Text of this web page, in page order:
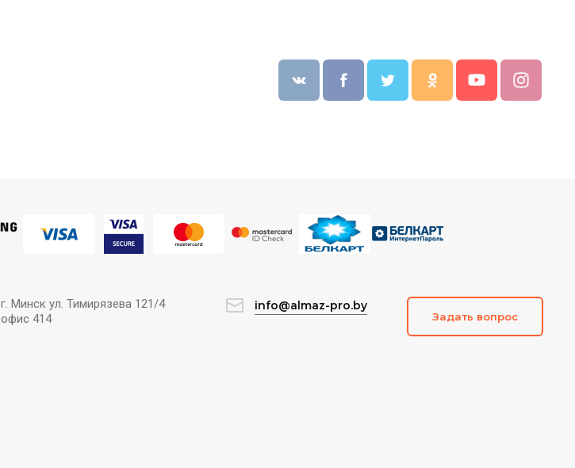
г. Минск ул. Тимирязева 121/4
офис 414
info@almaz-pro.by
Задать вопрос